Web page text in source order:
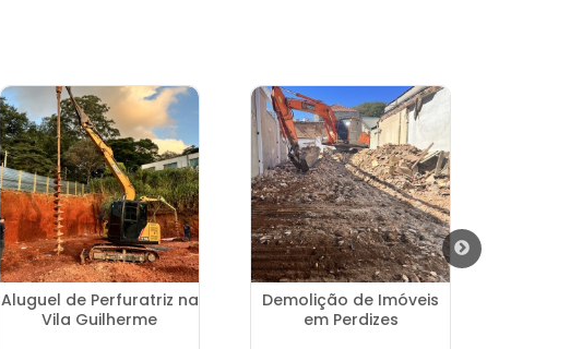
Aluguel de Perfuratriz na
Vila Guilherme
Demolição de Imóveis
em Perdizes